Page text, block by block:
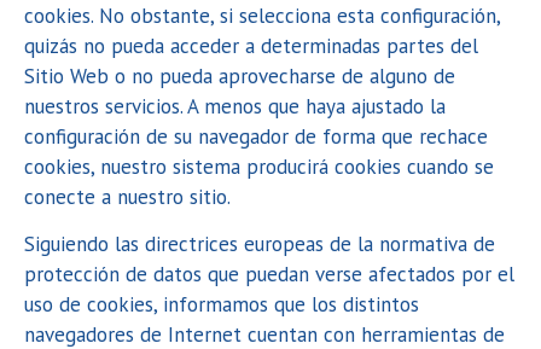
cookies. No obstante, si selecciona esta configuración,
quizás no pueda acceder a determinadas partes del
Sitio Web o no pueda aprovecharse de alguno de
nuestros servicios. A menos que haya ajustado la
configuración de su navegador de forma que rechace
cookies, nuestro sistema producirá cookies cuando se
conecte a nuestro sitio.
Siguiendo las directrices europeas de la normativa de
protección de datos que puedan verse afectados por el
uso de cookies, informamos que los distintos
navegadores de Internet cuentan con herramientas de